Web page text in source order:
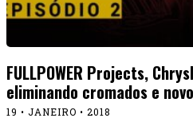
FULLPOWER Projects,
eliminando cromados e
19 • JANEIRO • 2018